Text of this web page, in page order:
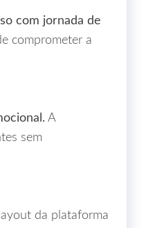
com jornada de
comprometer a
A
sem
da plataforma